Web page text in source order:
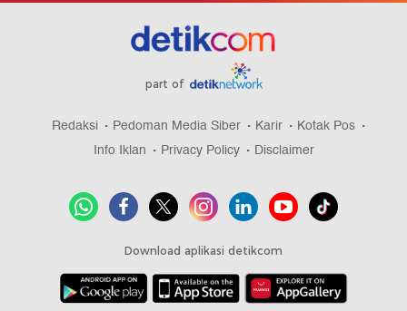
part of
Redaksi Pedoman Media Siber Karir
Kotak Pos
Info Iklan
Privacy Policy Disclaimer
Download aplikasi detikcom